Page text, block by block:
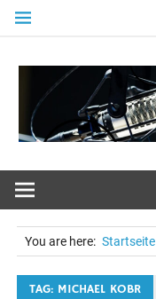
Zum
You are here: Startseite
TAG: MICHAEL KOBR